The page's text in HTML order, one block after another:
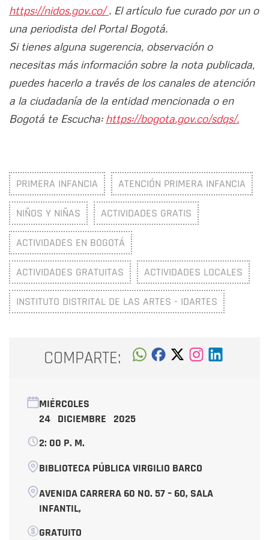
https://nidos.gov.co/. El artículo fue curado por un o
una periodista del Portal Bogotá.
Si tienes alguna sugerencia, observación o
necesitas más información sobre la nota publicada,
puedes hacerlo a través de los canales de atención
a la ciudadanía de la entidad mencionada o en
Bogotá te Escucha: https://bogota.gov.co/sdqs/.
PRIMERA INFANCIA ATENCIÓN PRIMERA INFANCIA
NIÑOS Y NIÑAS ACTIVIDADES GRATIS
ACTIVIDADES EN BOGOTÁ
ACTIVIDADES GRATUITAS ACTIVIDADES LOCALES
INSTITUTO DISTRITAL DE LAS ARTES - IDARTES
COMPARTE:
MIÉRCOLES
24 DICIEMBRE 2025
2: 00 P. M.
BIBLIOTECA PÚBLICA VIRGILIO BARCO
AVENIDA CARRERA 60 NO. 57 – 60, SALA
INFANTIL,
GRATUITO